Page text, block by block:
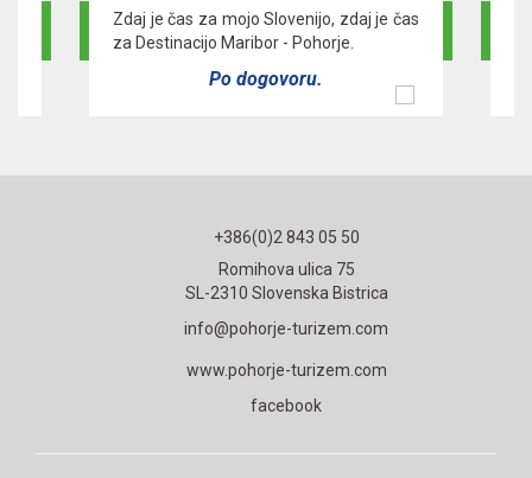
Zdaj je čas za mojo Slovenijo, zdaj je čas
za Destinacijo Maribor - Pohorje.
Po dogovoru.
+386(0)2 843 05 50
Romihova ulica 75
SL-2310 Slovenska Bistrica
info@pohorje-turizem.com
www.pohorje-turizem.com
facebook